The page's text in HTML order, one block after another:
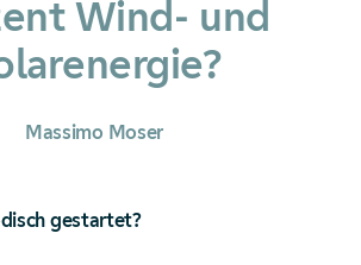
Wind- und
Massimo Moser
gestartet?